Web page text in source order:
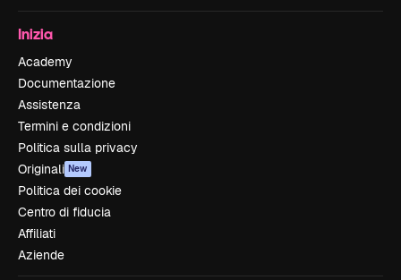
Inizia
Academy
Documentazione
Assistenza
Termini e condizioni
Politica sulla privacy
Originali New
Politica dei cookie
Centro di fiducia
Affiliati
Aziende